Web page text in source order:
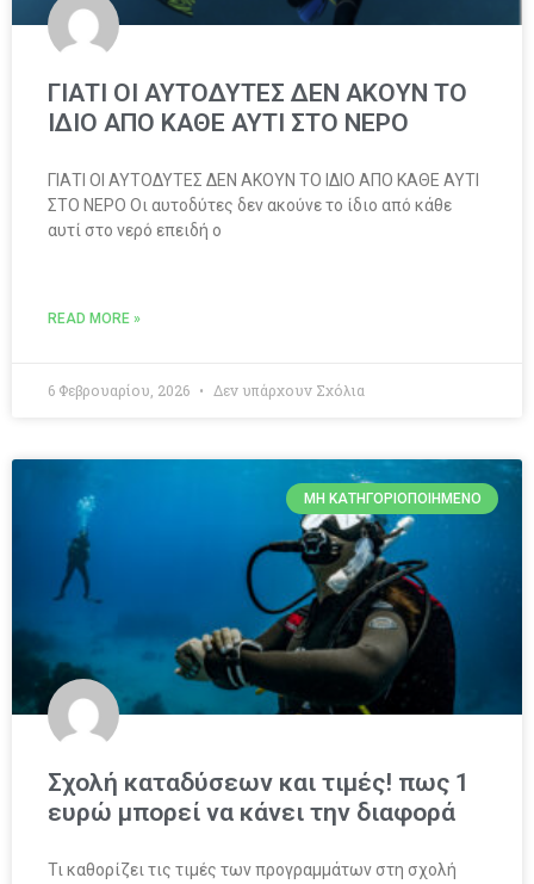
ΓΙΑΤΙ ΟΙ ΑΥΤΟΔΥΤΕΣ ΔΕΝ ΑΚΟΥΝ ΤΟ
ΙΔΙΟ ΑΠΟ ΚΑΘΕ ΑΥΤΙ ΣΤΟ ΝΕΡΟ
ΓΙΑΤΙ ΟΙ ΑΥΤΟΔΥΤΕΣ ΔΕΝ ΑΚΟΥΝ ΤΟ ΙΔΙΟ ΑΠΟ ΚΑΘΕ ΑΥΤΙ
ΣΤΟ ΝΕΡΟ Οι αυτοδύτες δεν ακούνε το ίδιο από κάθε
αυτί στο νερό επειδή ο
READ MORE »
6 Φεβρουαρίου, 2026 Δεν υπάρχουν Σχόλια
ΜΗ ΚΑΤΗΓΟΡΙΟΠΟΙΗΜΈΝΟ
Σχολή καταδύσεων και τιμές! πως 1
ευρώ μπορεί να κάνει την διαφορά
Τι καθορίζει τις τιμές των προγραμμάτων στη σχολή